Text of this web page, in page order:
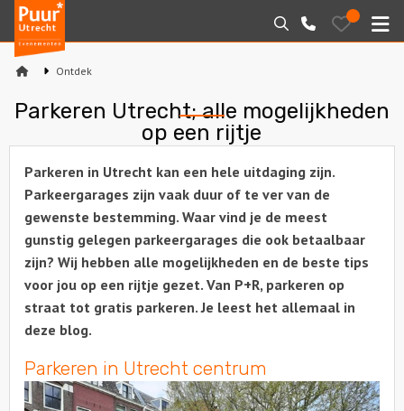
Puur*
Utrecht
bedrijfsuitjes
Zoeken
030-
2145099
Bewaarde
uitjes
Arrangementen
Varen
Sport en spel
Workshops
Rondleidingen
Feesten
Ontdek
Parkeren Utrecht; alle mogelijkheden
op een rijtje
Parkeren in Utrecht kan een hele uitdaging zijn.
Parkeergarages zijn vaak duur of te ver van de
gewenste bestemming. Waar vind je de meest
gunstig gelegen parkeergarages die ook betaalbaar
zijn? Wij hebben alle mogelijkheden en de beste tips
voor jou op een rijtje gezet. Van P+R, parkeren op
straat tot gratis parkeren. Je leest het allemaal in
deze blog.
Parkeren in Utrecht centrum